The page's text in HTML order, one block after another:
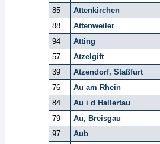
85
Attenkirchen
88
Attenweiler
94
Atting
57
Atzelgift
39
Atzendorf, Staßfurt
76
Au am Rhein
84
Au i d Hallertau
79
Au, Breisgau
97
Aub